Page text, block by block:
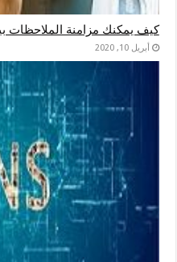
كيف يمكنك مزامنة الملاحظات
أبريل 10, 2020